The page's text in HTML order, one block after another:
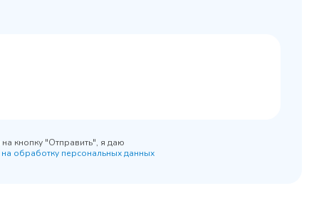
кнопку "Отправить", я даю
на обработку персональных данных